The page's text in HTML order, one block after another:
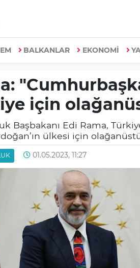
BALKANLAR EKONOMİ
için
Başbakanı Edi Rama,
ülkesi için
01.05.2023, 11:27